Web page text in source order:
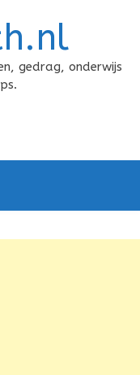
gedrag, onderwijs